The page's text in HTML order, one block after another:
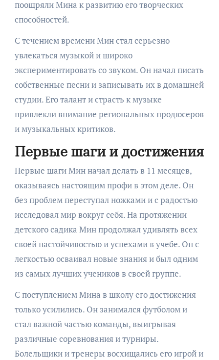
поощряли Мина к развитию его творческих
способностей.
С течением времени Мин стал серьезно
увлекаться музыкой и широко
экспериментировать со звуком. Он начал писать
собственные песни и записывать их в домашней
студии. Его талант и страсть к музыке
привлекли внимание региональных продюсеров
и музыкальных критиков.
Первые шаги и достижения
Первые шаги Мин начал делать в 11 месяцев,
оказываясь настоящим профи в этом деле. Он
без проблем переступал ножками и с радостью
исследовал мир вокруг себя. На протяжении
детского садика Мин продолжал удивлять всех
своей настойчивостью и успехами в учебе. Он с
легкостью осваивал новые знания и был одним
из самых лучших учеников в своей группе.
С поступлением Мина в школу его достижения
только усилились. Он занимался футболом и
стал важной частью команды, выигрывая
различные соревнования и турниры.
Болельщики и тренеры восхищались его игрой и